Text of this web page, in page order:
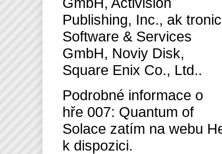
Publishing, Inc., ak tronic
Software & Services
GmbH, Noviy Disk,
Square Enix Co., Ltd..
Podrobné informace o
hře 007: Quantum of
Solace zatím na webu
k dispozici.